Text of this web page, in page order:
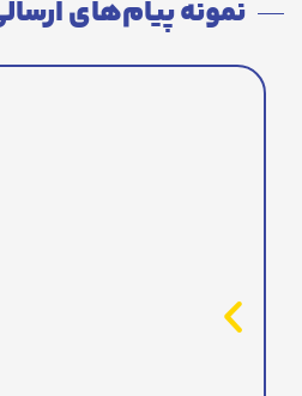
نمونه پیام‌های